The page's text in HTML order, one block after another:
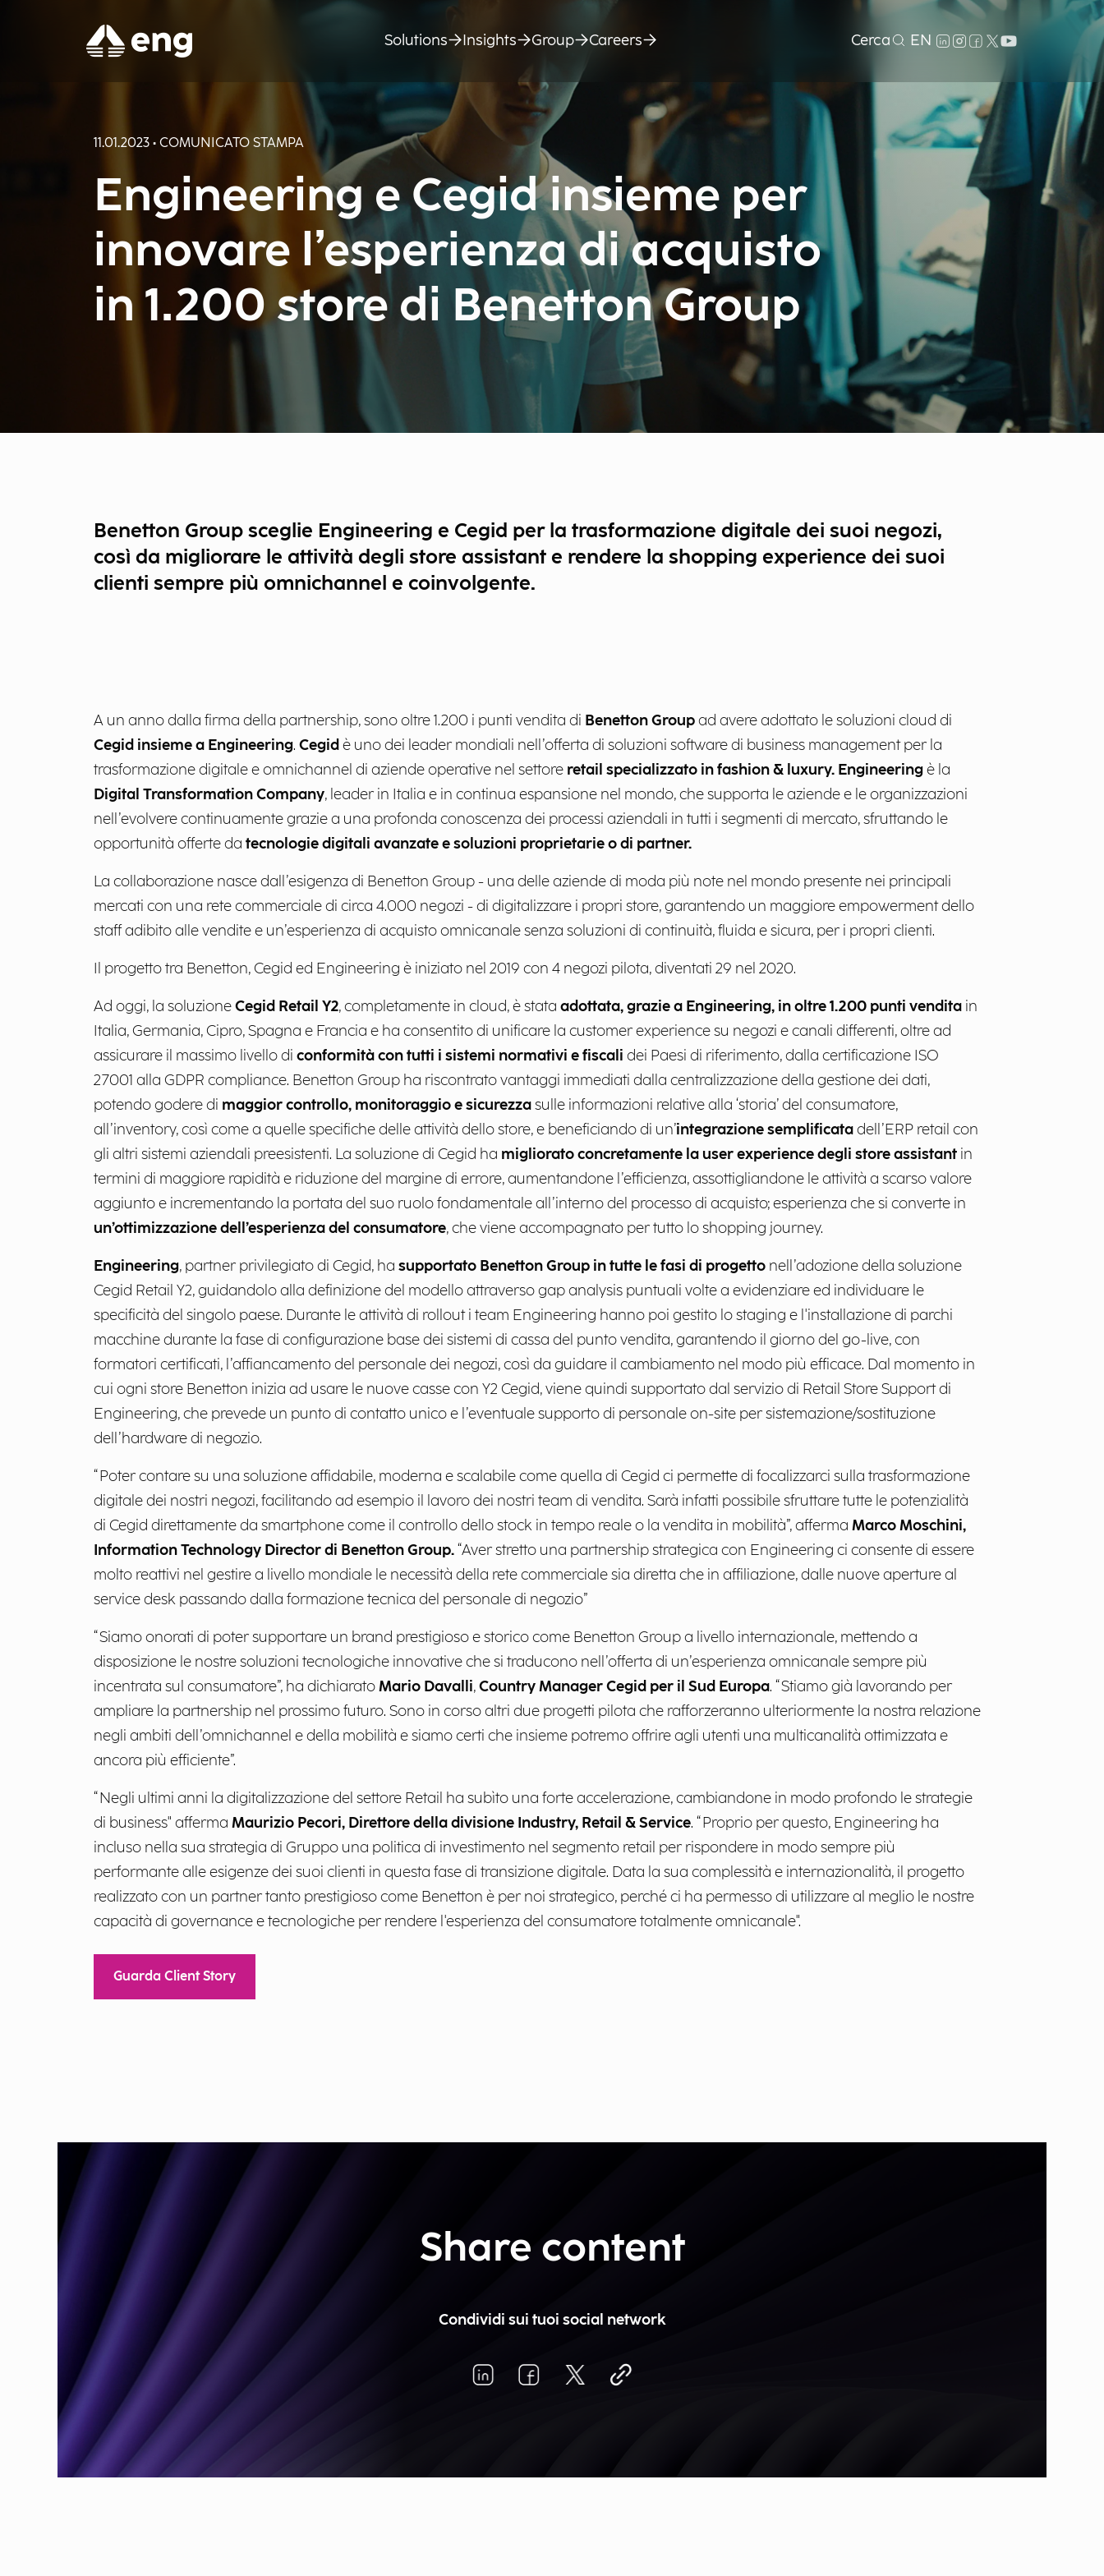
Solutions Insights Group Careers Cerca EN
11.01.2023 • COMUNICATO STAMPA
Engineering e Cegid insieme per
innovare l’esperienza di acquisto
in 1.200 store di Benetton Group
Benetton Group sceglie Engineering e Cegid per la trasformazione digitale dei suoi negozi,
così da migliorare le attività degli store assistant e rendere la shopping experience dei suoi
clienti sempre più omnichannel e coinvolgente.
A un anno dalla firma della partnership, sono oltre 1.200 i punti vendita di Benetton Groupad avere adottato le soluzioni cloud di
Cegid insieme a Engineering. Cegid è uno dei leader mondiali nell’offerta di soluzioni software di business management per la
trasformazione digitale e omnichannel di aziende operative nel settore retail specializzato in fashion & luxury. Engineeringè la
Digital Transformation Company, leader in Italia e in continua espansione nel mondo, che supporta le aziende e le organizzazioni
nell’evolvere continuamente grazie a una profonda conoscenza dei processi aziendali in tutti i segmenti di mercato, sfruttando le
opportunità offerte da tecnologie digitali avanzate e soluzioni proprietarie o di partner.
La collaborazione nasce dall’esigenza di Benetton Group - una delle aziende di moda più note nel mondo presente nei principali
mercati con una rete commerciale di circa 4.000 negozi - di digitalizzare i propri store, garantendo un maggiore empowerment dello
staff adibito alle vendite e un’esperienza di acquisto omnicanale senza soluzioni di continuità, fluida e sicura, per i propri clienti.
Il progetto tra Benetton, Cegid ed Engineering è iniziato nel 2019 con 4 negozi pilota, diventati 29 nel 2020.
Ad oggi, la soluzioneCegid Retail Y2, completamente in cloud, è stata adottata, grazie a Engineering, in oltre 1.200 punti vendita in
Italia, Germania, Cipro, Spagna e Francia e ha consentito di unificare la customer experience su negozi e canali differenti, oltre ad
assicurare il massimo livello di conformità con tutti i sistemi normativi e fiscali dei Paesi di riferimento, dalla certificazione ISO
27001 alla GDPR compliance. Benetton Group ha riscontrato vantaggi immediati dalla centralizzazione della gestione dei dati,
potendo godere di maggior controllo, monitoraggio e sicurezzasulle informazioni relative alla ‘storia’ del consumatore,
all’inventory, così come a quelle specifiche delle attività dello store, e beneficiando di un’integrazione semplificatadell’ERP retail con
gli altri sistemi aziendali preesistenti. La soluzione di Cegid ha migliorato concretamente la user experience degli store assistant in
termini di maggiore rapidità e riduzione del margine di errore, aumentandone l’efficienza, assottigliandone le attività a scarso valore
aggiunto e incrementando la portata del suo ruolo fondamentale all’interno del processo di acquisto; esperienza che si converte in
un’ottimizzazione dell’esperienza del consumatore, che viene accompagnato per tutto lo shopping journey.
Engineering, partner privilegiato di Cegid, ha supportato Benetton Group in tutte le fasi di progetto nell’adozione della soluzione
Cegid Retail Y2, guidandolo alla definizione del modello attraverso gap analysis puntuali volte a evidenziare ed individuare le
specificità del singolo paese. Durante le attività di rollout i team Engineering hanno poi gestito lo staging e l'installazione di parchi
macchine durante la fase di configurazione base dei sistemi di cassa del punto vendita, garantendo il giorno del go-live, con
formatori certificati, l’affiancamento del personale dei negozi, così da guidare il cambiamento nel modo più efficace. Dal momento in
cui ogni store Benetton inizia ad usare le nuove casse con Y2 Cegid, viene quindi supportato dal servizio di Retail Store Support di
Engineering, che prevede un punto di contatto unico e l’eventuale supporto di personale on-site per sistemazione/sostituzione
dell’hardware di negozio.
“Poter contare su una soluzione affidabile, moderna e scalabile come quella di Cegid ci permette di focalizzarci sulla trasformazione
digitale dei nostri negozi, facilitando ad esempio il lavoro dei nostri team di vendita. Sarà infatti possibile sfruttare tutte le potenzialità
di Cegid direttamente da smartphone come il controllo dello stock in tempo reale o la vendita in mobilità”, afferma Marco Moschini,
Information Technology Director di Benetton Group.“Aver stretto una partnership strategica con Engineering ci consente di essere
molto reattivi nel gestire a livello mondiale le necessità della rete commerciale sia diretta che in affiliazione, dalle nuove aperture al
service desk passando dalla formazione tecnica del personale di negozio”
“Siamo onorati di poter supportare un brand prestigioso e storico come Benetton Group a livello internazionale, mettendo a
disposizione le nostre soluzioni tecnologiche innovative che si traducono nell’offerta di un’esperienza omnicanale sempre più
incentrata sul consumatore”, ha dichiaratoMario Davalli,Country Manager Cegid per il Sud Europa. “Stiamo già lavorando per
ampliare la partnership nel prossimo futuro. Sono in corso altri due progetti pilota che rafforzeranno ulteriormente la nostra relazione
negli ambiti dell’omnichannel e della mobilità e siamo certi che insieme potremo offrire agli utenti una multicanalità ottimizzata e
ancora più efficiente”.
“Negli ultimi anni la digitalizzazione del settore Retail ha subìto una forte accelerazione, cambiandone in modo profondo le strategie
di business" afferma Maurizio Pecori, Direttore della divisione Industry, Retail & Service. “Proprio per questo, Engineering ha
incluso nella sua strategia di Gruppo una politica di investimento nel segmento retail per rispondere in modo sempre più
performante alle esigenze dei suoi clienti in questa fase di transizione digitale. Data la sua complessità e internazionalità, il progetto
realizzato con un partner tanto prestigioso come Benetton è per noi strategico, perché ci ha permesso di utilizzare al meglio le nostre
capacità di governance e tecnologiche per rendere l'esperienza del consumatore totalmente omnicanale".
Guarda Client Story
Share content
Condividi sui tuoi social network